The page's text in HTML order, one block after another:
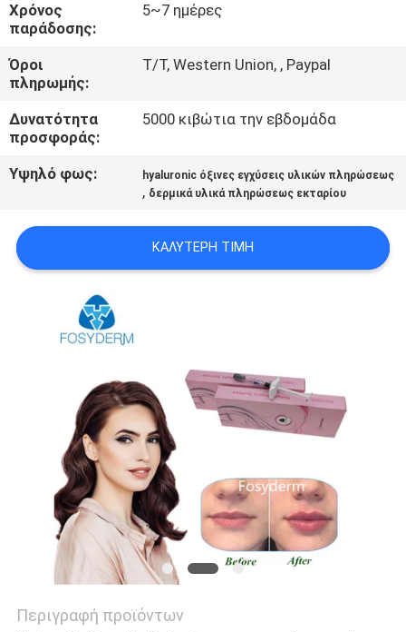
ΥΠΟΘΈΣΕΙΣ
ΖΗΤΉΣΤΕ
ΜΙΑ
ΠΡΟΣΦΟΡΆ
SHOPPING
ONLINE
SITEMAP
POLICY
Χρόνος
παράδοσης:
5~7 ημέρες
Όροι
πληρωμής:
T/T, Western Union, , Paypal
Δυνατότητα
προσφοράς:
5000 κιβώτια την εβδομάδα
Υψηλό φως: hyaluronic όξινες εγχύσεις υλικών πληρώσεως
, δερμικά υλικά πληρώσεως εκταρίου
ΚΑΛΎΤΕΡΗ ΤΙΜΉ
Περιγραφή προϊόντων